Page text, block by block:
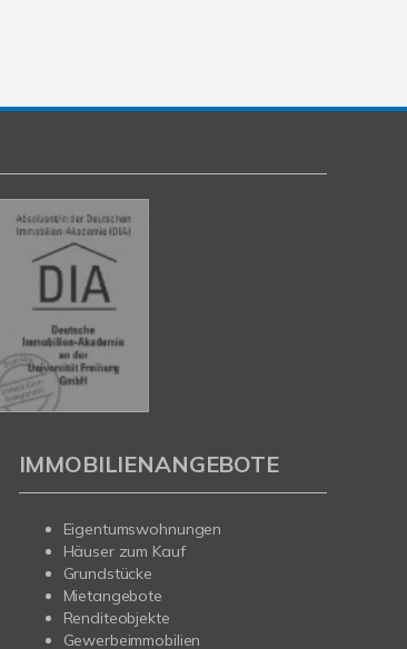
IMMOBILIENANGEBOTE
Eigentumswohnungen
Häuser zum Kauf
Grundstücke
Mietangebote
Renditeobjekte
Gewerbeimmobilien